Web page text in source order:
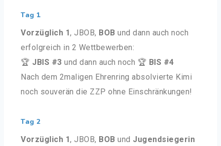
Tag 1
Vorzüglich 1, JBOB, BOB und dann auch noch
erfolgreich in 2 Wettbewerben:
🏆 JBIS #3 und dann auch noch 🏆 BIS #4
Nach dem 2maligen Ehrenring absolvierte Kimi
noch souverän die ZZP ohne Einschränkungen!
Tag 2
Vorzüglich 1, JBOB, BOB und Jugendsiegerin